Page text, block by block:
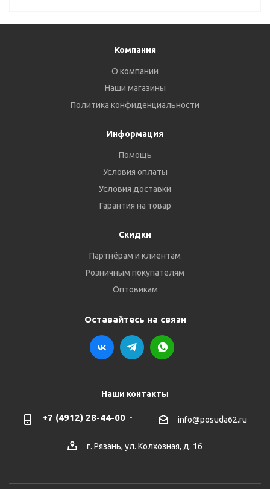
Компания
О компании
Наши магазины
Политика конфиденциальности
Информация
Помощь
Условия оплаты
Условия доставки
Гарантия на товар
Скидки
Партнёрам и клиентам
Розничным покупателям
Оптовикам
Оставайтесь на связи
Наши контакты
+7 (4912) 28-44-00 info@posuda62.ru
г. Рязань, ул. Колхозная, д. 16